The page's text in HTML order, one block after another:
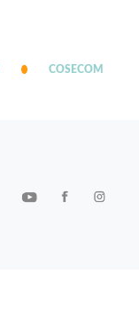
COSECOM